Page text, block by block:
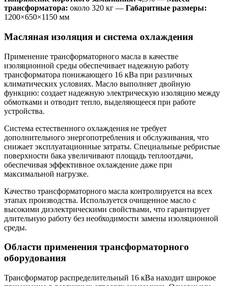
трансформатора: около 320 кг — Габаритные размеры:
1200×650×1150 мм
Масляная изоляция и система охлаждения
Применение трансформаторного масла в качестве
изоляционной среды обеспечивает надежную работу
трансформатора понижающего 16 кВа при различных
климатических условиях. Масло выполняет двойную
функцию: создает надежную электрическую изоляцию между
обмотками и отводит тепло, выделяющееся при работе
устройства.
Система естественного охлаждения не требует
дополнительного энергопотребления и обслуживания, что
снижает эксплуатационные затраты. Специальные ребристые
поверхности бака увеличивают площадь теплоотдачи,
обеспечивая эффективное охлаждение даже при
максимальной нагрузке.
Качество трансформаторного масла контролируется на всех
этапах производства. Используется очищенное масло с
высокими диэлектрическими свойствами, что гарантирует
длительную работу без необходимости замены изоляционной
среды.
Области применения трансформаторного
оборудования
Трансформатор распределительный 16 кВа находит широкое